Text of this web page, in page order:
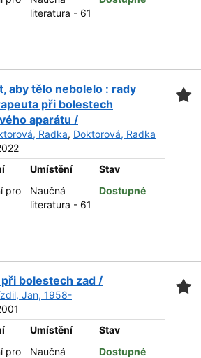
literatura - 61
aby tělo nebolelo : rady
při bolestech
aparátu /
Radka, Doktorová, Radka
Umístění
Stav
pro
Naučná
literatura - 61
Dostupné
bolestech zad /
Jan, 1958-
Umístění
Stav
pro
Naučná
Dostupné